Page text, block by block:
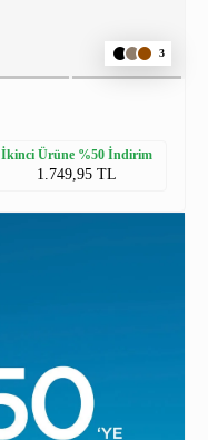
3
İkinci Ürüne %50 İndirim
1.749,95 TL